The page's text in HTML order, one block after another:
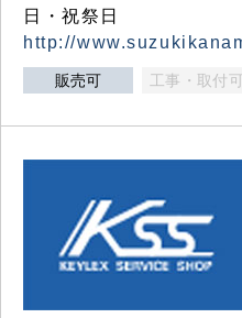
日・祝祭日
http://
販売可 工事・取付可